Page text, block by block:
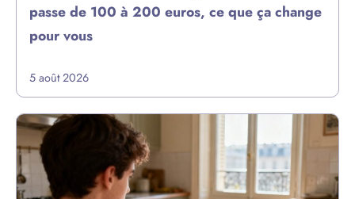
passe de 100 à 200 euros, ce que ça change
pour vous
5 août 2026